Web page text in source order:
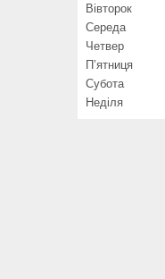
Вівторок
Середа
Четвер
Пʼятниця
Субота
Неділя